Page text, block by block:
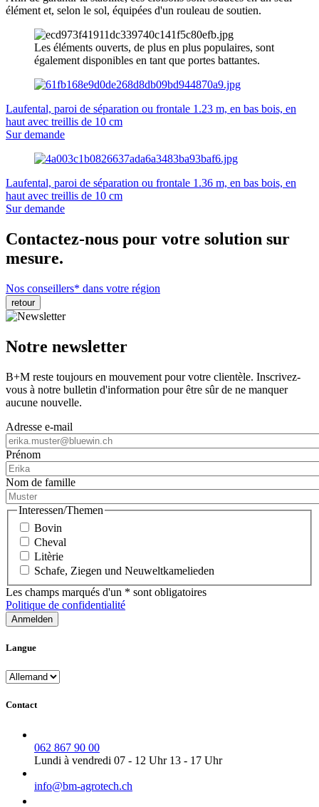
élément et, selon le sol, équipées d'un rouleau de soutien.
Les éléments ouverts, de plus en plus populaires, sont
également disponibles en tant que portes battantes.
Laufental, paroi de séparation ou frontale 1.23 m, en bas bois, en
haut avec treillis de 10 cm
Sur demande
Laufental, paroi de séparation ou frontale 1.36 m, en bas bois, en
haut avec treillis de 10 cm
Sur demande
Contactez-nous pour votre solution sur
mesure.
Nos conseillers* dans votre région
Notre newsletter
B+M reste toujours en mouvement pour votre clientèle. Inscrivez-
vous à notre bulletin d'information pour être sûr de ne manquer
aucune nouvelle.
Adresse e-mail
Prénom
Nom de famille
Interessen/Themen
Bovin
Cheval
Litèrie
Schafe, Ziegen und Neuweltkamelieden
Les champs marqués d'un * sont obligatoires
Politique de confidentialité
Langue
Contact
062 867 90 00
Lundi à vendredi 07 - 12 Uhr 13 - 17 Uhr
info@bm-agrotech.ch